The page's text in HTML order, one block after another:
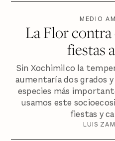
MEDIO
La Flor contra
fiestas
Sin Xochimilco la
aumentaría dos grados
especies más
usamos este
fiestas y
LUIS